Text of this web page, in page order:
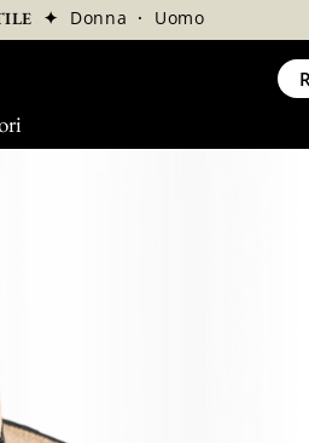
✦ Donna · Uomo